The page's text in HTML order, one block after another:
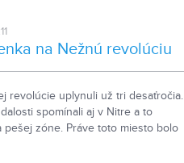
na Nežnú revolúciu
revolúcie uplynuli už tri desaťročia.
spomínali aj v Nitre a to
pešej zóne. Práve toto miesto bolo